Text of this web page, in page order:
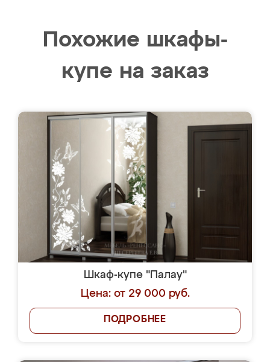
Похожие шкафы-
купе на заказ
Шкаф-купе "Палау"
Цена: от 29 000 руб.
ПОДРОБНЕЕ